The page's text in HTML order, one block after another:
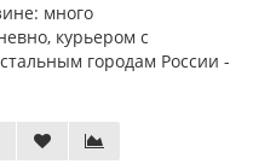
много
курьером с
городам России -